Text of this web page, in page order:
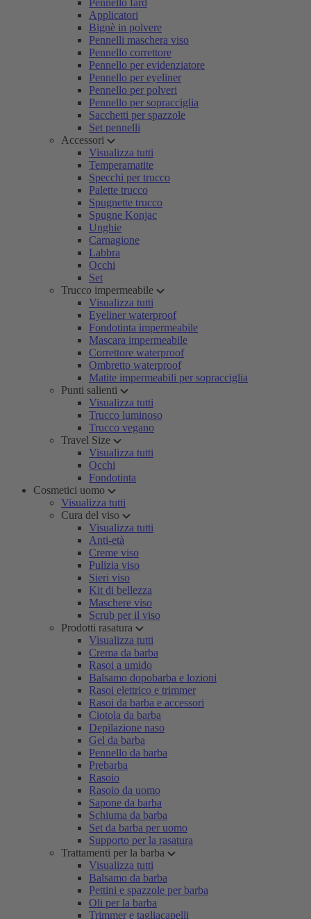
Pennello fard
Applicatori
Bignè in polvere
Pennelli maschera viso
Pennello correttore
Pennello per evidenziatore
Pennello per eyeliner
Pennello per polveri
Pennello per sopracciglia
Sacchetti per spazzole
Set pennelli
Accessori
Visualizza tutti
Temperamatite
Specchi per trucco
Palette trucco
Spugnette trucco
Spugne Konjac
Unghie
Carnagione
Labbra
Occhi
Set
Trucco impermeabile
Visualizza tutti
Eyeliner waterproof
Fondotinta impermeabile
Mascara impermeabile
Correttore waterproof
Ombretto waterproof
Matite impermeabili per sopracciglia
Punti salienti
Visualizza tutti
Trucco luminoso
Trucco vegano
Travel Size
Visualizza tutti
Occhi
Fondotinta
Cosmetici uomo
Visualizza tutti
Cura del viso
Visualizza tutti
Anti-età
Creme viso
Pulizia viso
Sieri viso
Kit di bellezza
Maschere viso
Scrub per il viso
Prodotti rasatura
Visualizza tutti
Crema da barba
Rasoi a umido
Balsamo dopobarba e lozioni
Rasoi elettrico e trimmer
Rasoi da barba e accessori
Ciotola da barba
Depilazione naso
Gel da barba
Pennello da barba
Prebarba
Rasoio
Rasoio da uomo
Sapone da barba
Schiuma da barba
Set da barba per uomo
Supporto per la rasatura
Trattamenti per la barba
Visualizza tutti
Balsamo da barba
Pettini e spazzole per barba
Oli per la barba
Trimmer e tagliacapelli